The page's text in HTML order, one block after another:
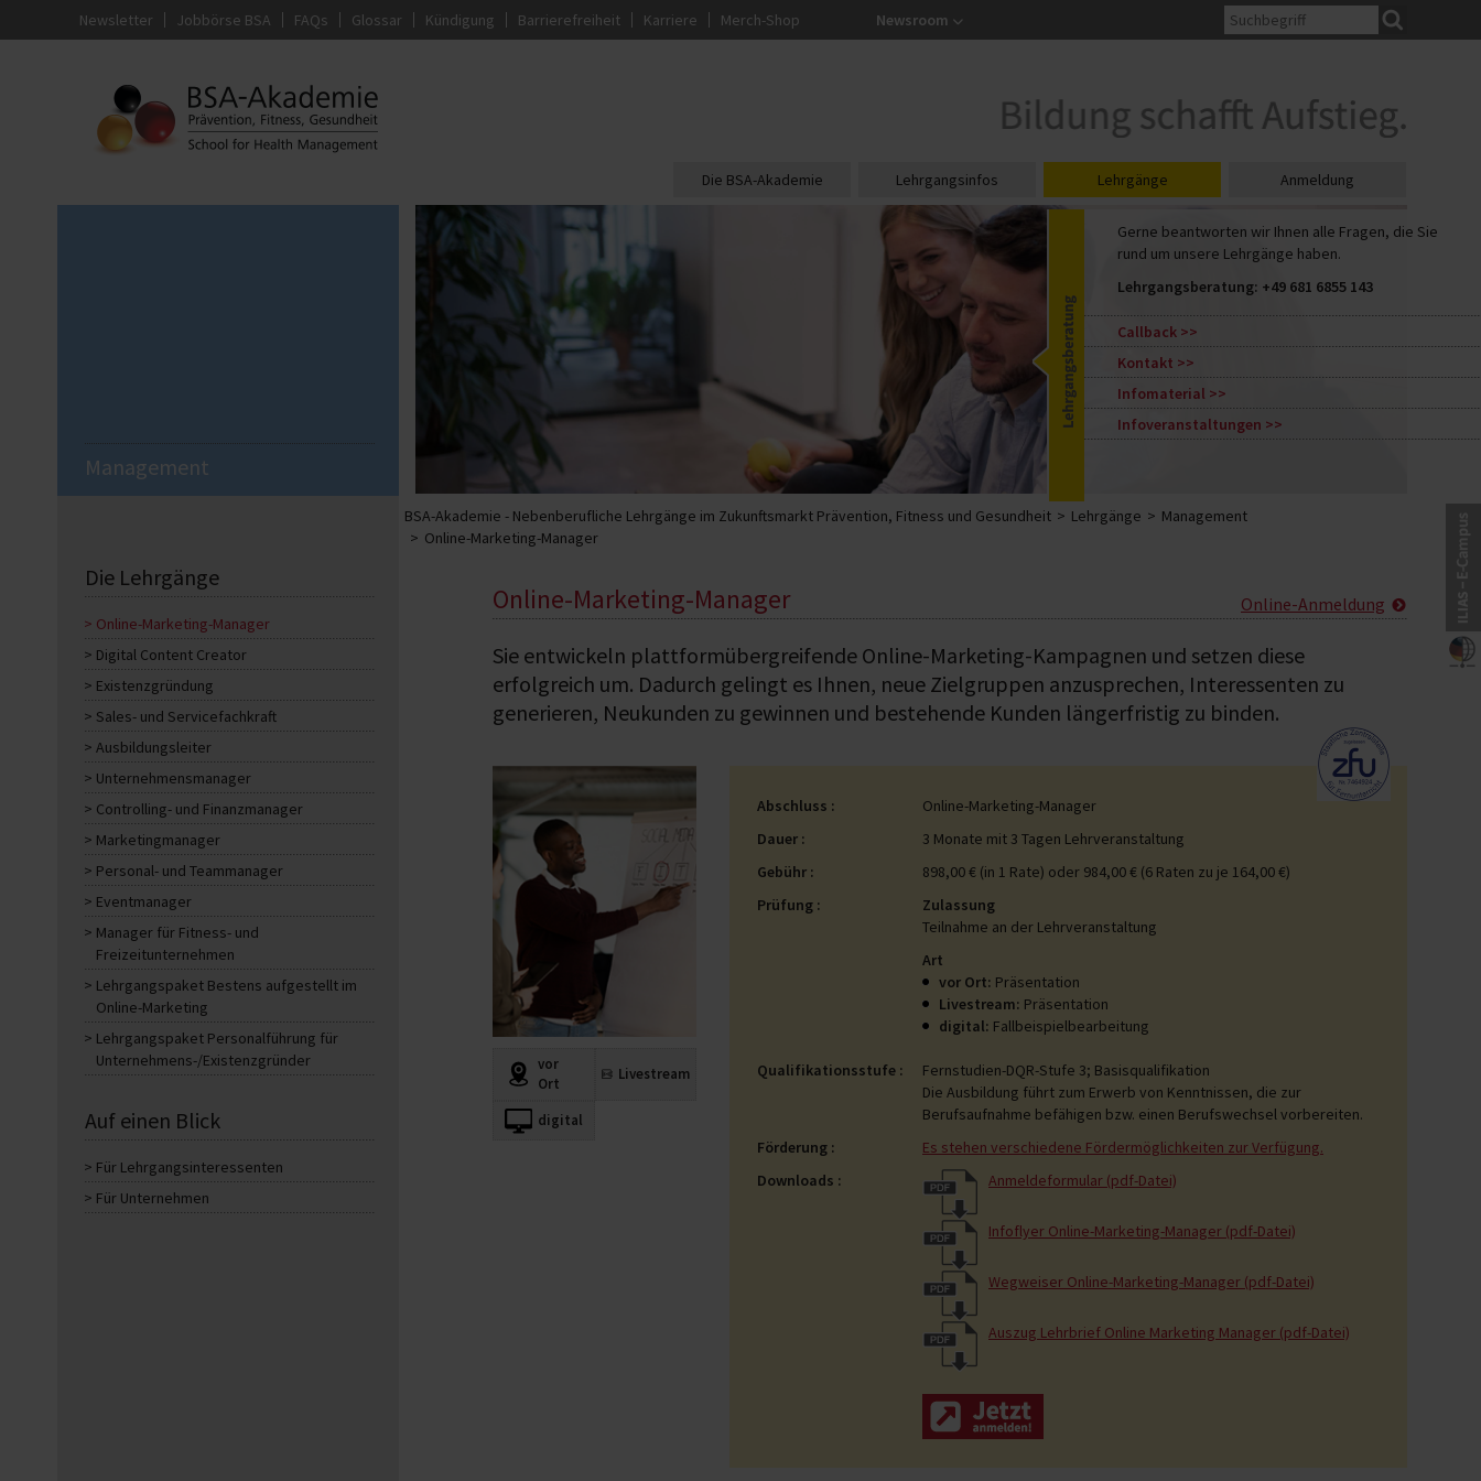
Gerne beantworten wir Ihnen alle Fragen, die Sie
rund um unsere Lehrgänge haben.
Lehrgangsberatung: +49 681 6855 143
Callback
Kontakt
Infomaterial
Infoveranstaltungen
Newsletter Jobbörse BSA FAQs Glossar Kündigung Barrierefreiheit Karriere Merch-Shop Newsroom
Die BSA-Akademie Lehrgangsinfos Lehrgänge Anmeldung
Management
Die Lehrgänge
Online-Marketing-Manager
Digital Content Creator
Existenzgründung
Sales- und Servicefachkraft
Ausbildungsleiter
Unternehmensmanager
Controlling- und Finanzmanager
Marketingmanager
Personal- und Teammanager
Eventmanager
Manager für Fitness- und
Freizeitunternehmen
Lehrgangspaket Bestens aufgestellt im
Online-Marketing
Lehrgangspaket Personalführung für
Unternehmens-/Existenzgründer
Auf einen Blick
Für Lehrgangsinteressenten
Für Unternehmen
BSA-Akademie - Nebenberufliche Lehrgänge im Zukunftsmarkt Prävention, Fitness und Gesundheit Lehrgänge
Management
Online-Marketing-Manager
Online-Marketing-Manager Online-Anmeldung
Sie entwickeln plattformübergreifende Online-Marketing-­Kampagnen und setzen diese
erfolgreich um. Dadurch gelingt es Ihnen, neue Zielgruppen anzusprechen, Inter­essenten zu
generieren, Neukunden zu gewinnen und bestehende Kunden längerfristig zu binden.
vor
Ort
Livestream
digital
Abschluss
Online-Marketing-Manager
Dauer
3 Monate mit 3 Tagen Lehrveranstaltung
Gebühr
898,00 € (in 1 Rate) oder 984,00 € (6 Raten zu je 164,00 €)
Prüfung
Zulassung
Teilnahme an der Lehrveranstaltung
Art
vor Ort: Präsentation
Livestream: Präsentation
digital: Fallbeispielbearbeitung
Qualifikationsstufe
Fernstudien-DQR-Stufe 3; Basisqualifikation
Die Ausbildung führt zum Erwerb von Kenntnissen, die zur
Berufsaufnahme befähigen bzw. einen Berufswechsel vorbereiten.
Förderung
Es stehen verschiedene Fördermöglichkeiten zur Verfügung.
Downloads
Anmeldeformular (pdf-Datei)
Infoflyer Online-Marketing-Manager (pdf-Datei)
Wegweiser Online-Marketing-Manager (pdf-Datei)
Auszug Lehrbrief Online Marketing Manager (pdf-Datei)